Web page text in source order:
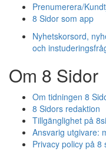
Prenumerera/
8 Sidor som app
Nyhetskorsord,
och
Om 8 Sidor
Om tidningen 8
8 Sidors redaktion
Tillgänglighet på
Ansvarig utgivare:
Privacy policy på 8